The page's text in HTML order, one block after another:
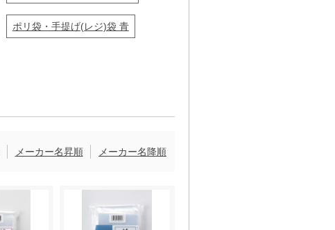
ポリ袋・手提げ(レジ)袋 青
メーカー名昇順 メーカー名降順